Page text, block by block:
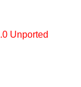
Unported